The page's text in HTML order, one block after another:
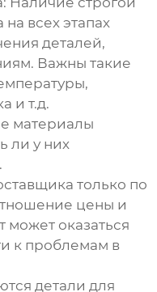
всех этапах
деталей,
Важны такие
и т.д.
материалы
ли у них
только по
цены и
может оказаться
к проблемам в
детали для